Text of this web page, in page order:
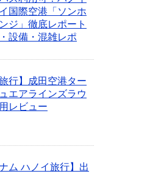
国際空港「ソンホ
ジ」徹底レポート
・設備・混雑レポ
旅行】成田空港ター
エアラインズラウ
レビュー
ナム ハノイ旅行】出